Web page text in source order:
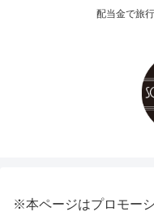
配当金で旅
※本ページはプロモー